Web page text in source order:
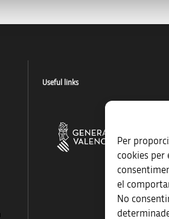
Per
cookies per
el
No
Useful links